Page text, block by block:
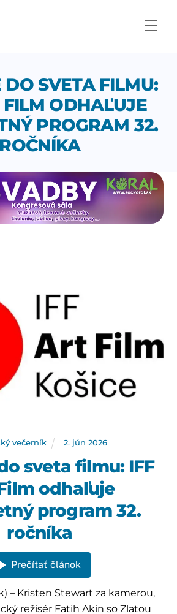
DO SVETA FILMU:
FILM ODHAĽUJE
PROGRAM 32.
ROČNÍKA
večerník 2. jún 2026
sveta filmu: IFF
odhaľuje
program 32.
ročníka
Prečítať článok
– Kristen Stewart za kamerou,
režisér Fatih Akin so Zlatou